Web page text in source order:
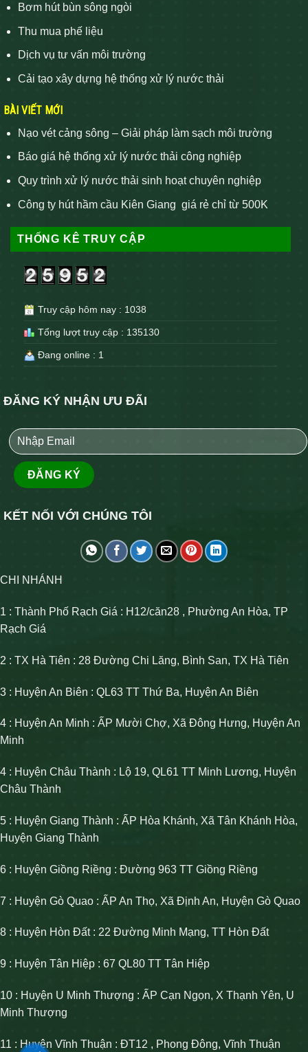
Bơm hút bùn sông ngòi
Thu mua phế liệu
Dịch vụ tư vấn môi trường
Cải tạo xây dựng hệ thống xử lý nước thải
BÀI VIẾT MỚI
Nạo vét cảng sông – Giải pháp làm sạch môi trường
Báo giá hệ thống xử lý nước thải công nghiệp
Quy trình xử lý nước thải sinh hoạt chuyên nghiệp
Công ty hút hầm cầu Kiên Giang giá rẻ chỉ từ 500K
THỐNG KÊ TRUY CẬP
Truy cập hôm nay : 1038
Tổng lượt truy cập : 135130
Đang online : 1
ĐĂNG KÝ NHẬN ƯU ĐÃI
KẾT NỐI VỚI CHÚNG TÔI
CHI NHÁNH
1 : Thành Phố Rạch Giá : H12/căn28 , Phường An Hòa, TP
Rạch Giá
2 : TX Hà Tiên : 28 Đường Chi Lăng, Bình San, TX Hà Tiên
3 : Huyện An Biên : QL63 TT Thứ Ba, Huyện An Biên
4 : Huyện An Minh : ẤP Mười Chợ, Xã Đông Hưng, Huyện An
Minh
4 : Huyện Châu Thành : Lộ 19, QL61 TT Minh Lương, Huyện
Châu Thành
5 : Huyện Giang Thành : ẤP Hòa Khánh, Xã Tân Khánh Hòa,
Huyện Giang Thành
6 : Huyện Giồng Riềng : Đường 963 TT Giồng Riềng
7 : Huyện Gò Quao : ẤP An Thọ, Xã Định An, Huyện Gò Quao
8 : Huyện Hòn Đất : 22 Đường Minh Mạng, TT Hòn Đất
9 : Huyện Tân Hiệp : 67 QL80 TT Tân Hiệp
10 : Huyện U Minh Thượng : ẤP Cạn Ngọn, X Thạnh Yên, U
Minh Thượng
11 : Huyện Vĩnh Thuận : ĐT12 , Phong Đông, Vĩnh Thuận